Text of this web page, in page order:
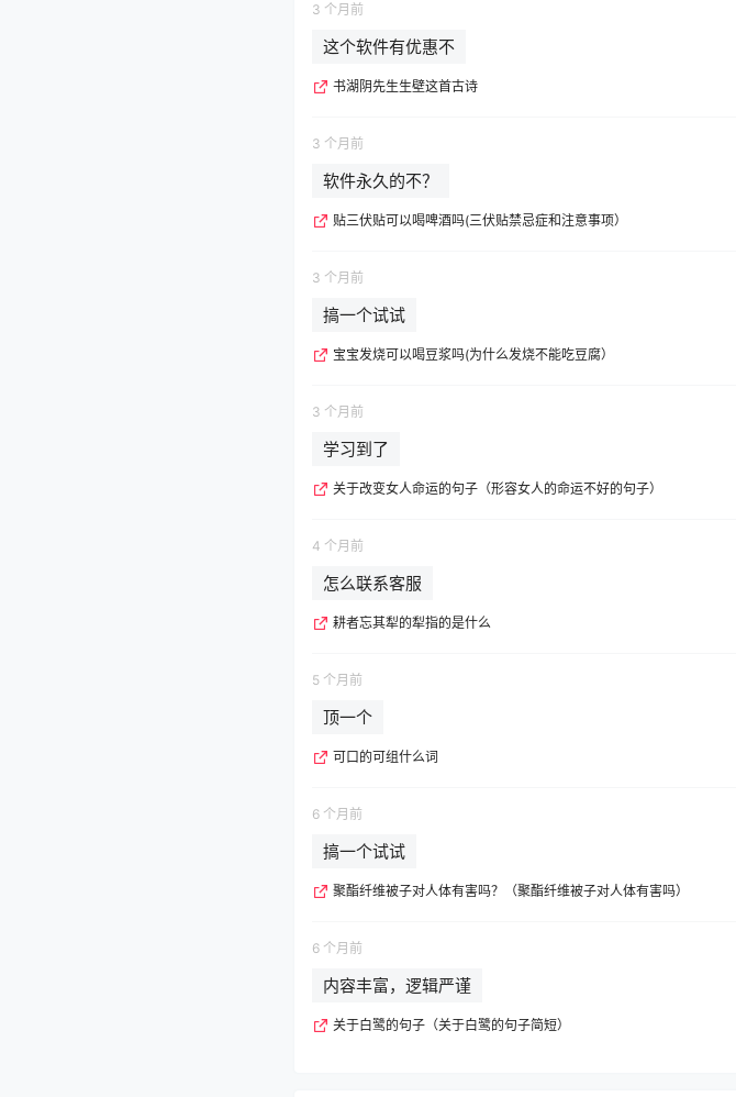
3 个月前
这个软件有优惠不
书湖阴先生生壁这首古诗
3 个月前
软件永久的不？
贴三伏贴可以喝啤酒吗(三伏贴禁忌症和注意事项）
3 个月前
搞一个试试
宝宝发烧可以喝豆浆吗(为什么发烧不能吃豆腐）
3 个月前
学习到了
关于改变女人命运的句子（形容女人的命运不好的句子）
4 个月前
怎么联系客服
耕者忘其犁的犁指的是什么
5 个月前
顶一个
可口的可组什么词
6 个月前
搞一个试试
聚酯纤维被子对人体有害吗？（聚酯纤维被子对人体有害吗）
6 个月前
内容丰富，逻辑严谨
关于白鹭的句子（关于白鹭的句子简短）